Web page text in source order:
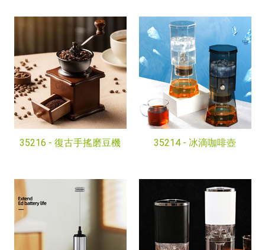
35216 - 復古手搖磨豆機 35214 - 冰滴咖啡壺